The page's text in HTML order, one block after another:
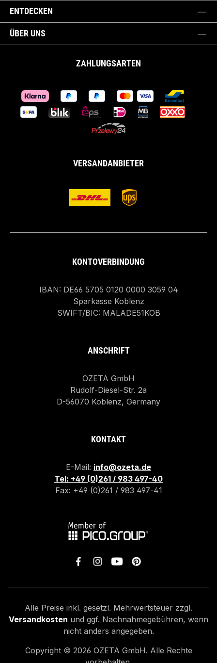
ENTDECKEN
ÜBER UNS
ZAHLUNGSARTEN
VERSANDANBIETER
KONTOVERBINDUNG
IBAN: DE66 5705 0120 0000 3059 04
Sparkasse Koblenz
SWIFT/BIC: MALADE51KOB
ANSCHRIFT
OZETA GmbH
Rudolf-Diesel-Str. 2a
D-56070 Koblenz, Germany
KONTAKT
E-Mail: info@ozeta.de
Tel: +49 (0)261 / 983 497-40
Fax: +49 (0)261 / 983 497-41
Alle Preise inkl. gesetzl. Mehrwertsteuer zzgl.
Versandkosten und ggf. Nachnahmegebühren, wenn
nicht anders angegeben.
Copyright © 2026 OZETA GmbH. Alle Rechte